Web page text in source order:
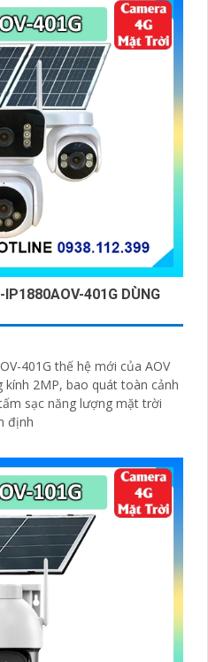
IP1880AOV-401G DÙNG
401G thế hệ mới của AOV
kính 2MP, bao quát toàn cảnh
định